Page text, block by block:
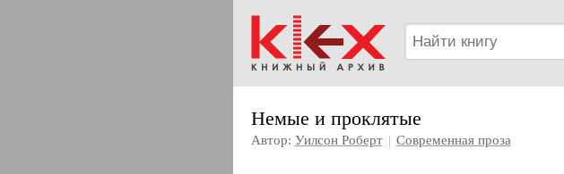
Немые и проклятые
Автор: Уилсон Роберт | Современная проза